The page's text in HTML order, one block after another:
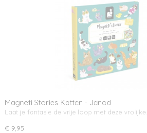
Magneti Stories Katten - Janod
Laat je fantasie de vrije loop met deze vrolijke…
€ 9,95